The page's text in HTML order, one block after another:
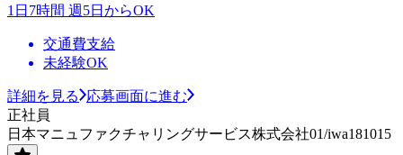
1日7時間 週5日からOK
交通費支給
未経験OK
詳細を見る
応募画面に進む
正社員
日本マニュファクチャリングサービス株式会社01/iwa181015